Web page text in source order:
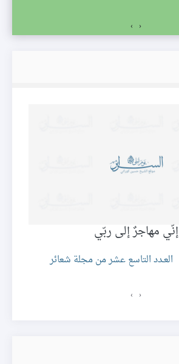
‹
›
إنّي مهاجرٌ إلى ربّي
العـدد التاسع عشر من مجلة شعائر
‹
›